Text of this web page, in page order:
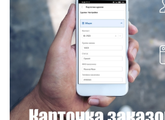
Смотреть проект